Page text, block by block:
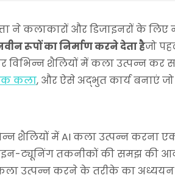
ने कलाकारों और डिजाइनरों के
रूपों का निर्माण करने देता हैजो
विभिन्न शैलियों में कला उत्पन्न कर
कला, और ऐसे अद्भुत कार्य बनाएं
शैलियों में AI कला उत्पन्न करना
ट्यूनिंग तकनीकों की समझ की
उत्पन्न करने के तरीके का अध्ययन